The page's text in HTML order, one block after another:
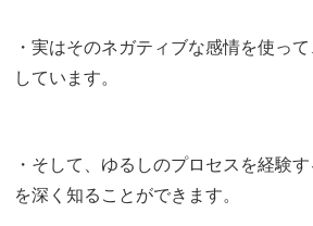
・実はそのネガティブな感情を使っ
しています。
・そして、ゆるしのプロセスを経験
を深く知ることができます。